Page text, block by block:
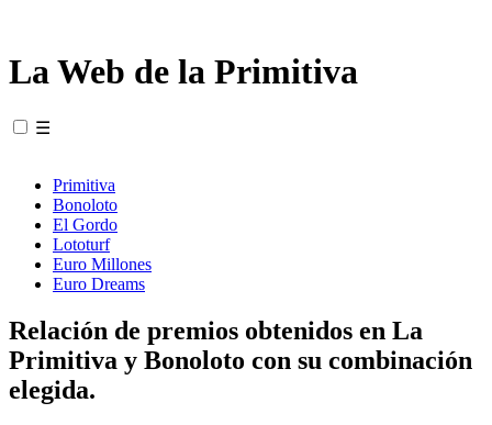
La Web de la Primitiva
☰
Primitiva
Bonoloto
El Gordo
Lototurf
Euro Millones
Euro Dreams
Relación de premios obtenidos en La
Primitiva y Bonoloto con su combinación
elegida.